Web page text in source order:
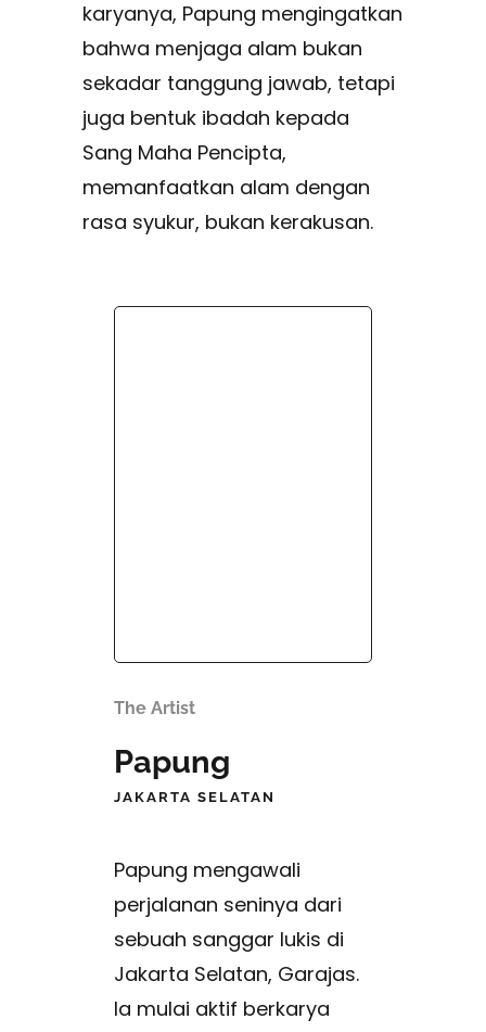
karyanya, Papung mengingatkan
bahwa menjaga alam bukan
sekadar tanggung jawab, tetapi
juga bentuk ibadah kepada
Sang Maha Pencipta,
memanfaatkan alam dengan
rasa syukur, bukan kerakusan.
The Artist
Papung
JAKARTA SELATAN
Papung mengawali
perjalanan seninya dari
sebuah sanggar lukis di
Jakarta Selatan, Garajas.
Ia mulai aktif berkarya